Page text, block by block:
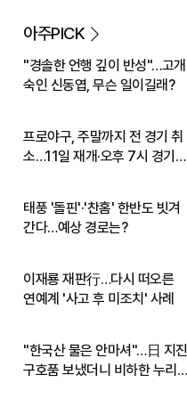
아주PICK
"경솔한 언행 깊이 반성"…고개
숙인 신동엽, 무슨 일이길래?
프로야구, 주말까지 전 경기 취
소…11일 재개·오후 7시 경기
태풍 '돌핀'·'찬홈' 한반도 빗겨
간다…예상 경로는?
이재룡 재판行…다시 떠오른
연예계 '사고 후 미조치' 사례
"한국산 물은 안마셔"…日 지진
구호품 보냈더니 비하한 누리